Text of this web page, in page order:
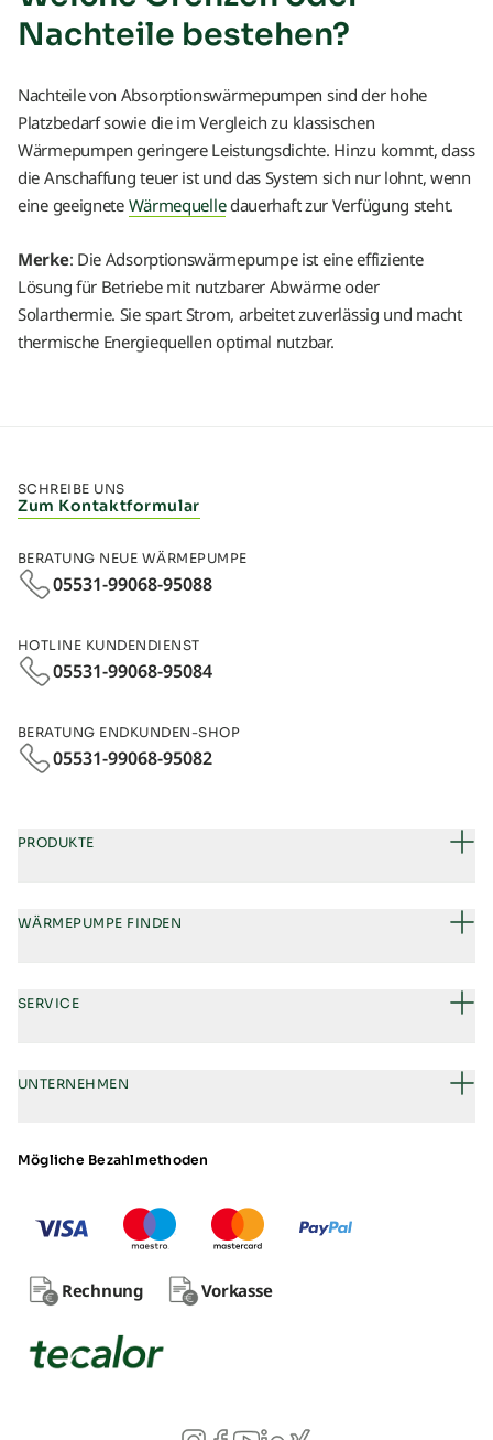
Nachteile bestehen?
Nachteile von Absorptionswärmepumpen sind der hohe
Platzbedarf sowie die im Vergleich zu klassischen
Wärmepumpen geringere Leistungsdichte. Hinzu kommt, dass
die Anschaffung teuer ist und das System sich nur lohnt, wenn
eine geeignete Wärmequelledauerhaft zur Verfügung steht.
Merke: Die Adsorptionswärmepumpe ist eine effiziente
Lösung für Betriebe mit nutzbarer Abwärme oder
Solarthermie. Sie spart Strom, arbeitet zuverlässig und macht
thermische Energiequellen optimal nutzbar.
SCHREIBE UNS
Zum Kontaktformular
BERATUNG NEUE WÄRMEPUMPE
05531-99068-95088
HOTLINE KUNDENDIENST
05531-99068-95084
BERATUNG ENDKUNDEN-SHOP
05531-99068‑95082
PRODUKTE
WÄRMEPUMPE FINDEN
SERVICE
UNTERNEHMEN
Mögliche Bezahlmethoden
Rechnung Vorkasse